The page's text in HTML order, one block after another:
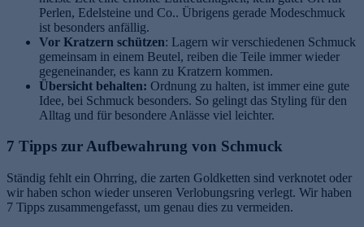
Perlen, Edelsteine und Co.. Übrigens gerade Modeschmuck
ist besonders anfällig.
Vor Kratzern schützen: Lagern wir verschiedenen Schmuck
gemeinsam in einem Beutel, reiben die Teile immer wieder
gegeneinander, es kann zu Kratzern kommen.
Übersicht behalten: Ordnung zu halten, ist immer eine gute
Idee, bei Schmuck besonders. So gelingt das Styling für den
Alltag und für besondere Anlässe viel leichter.
7 Tipps zur Aufbewahrung von Schmuck
Ständig fehlt ein Ohrring, die zarten Goldketten sind verknotet oder
wir haben schon wieder unseren Verlobungsring verlegt. Wir haben
7 Tipps zusammengefasst, um genau dies zu vermeiden.